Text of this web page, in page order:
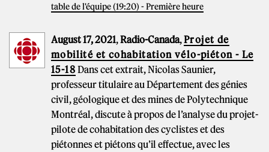
table de l'équipe (19:20) - Première heure
August 17, 2021,Radio-Canada,Projet de
mobilité et cohabitation vélo-piéton - Le
15-18 Dans cet extrait, Nicolas Saunier,
professeur titulaire au Département des génies
civil, géologique et des mines de Polytechnique
Montréal, discute à propos de l’analyse du projet-
pilote de cohabitation des cyclistes et des
piétonnes et piétons qu’il effectue, avec les